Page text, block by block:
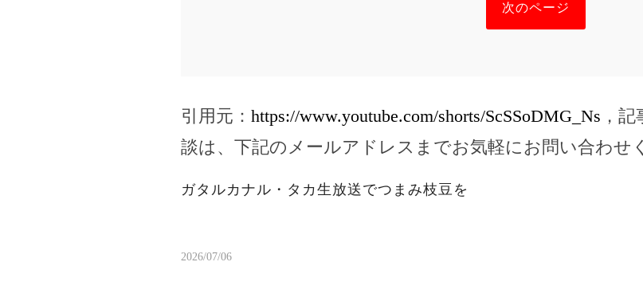
次のページ
引用元： https://www.youtube.com/shorts/ScSSoDMG_Ns ，
談は、下記のメールアドレスまでお気軽にお問い合わせ
ガタルカナル・タカ生放送でつまみ枝豆を
2026/07/06